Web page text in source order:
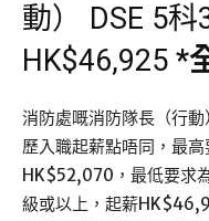
動） DSE 5
HK$46,925 *
消防處嘅消防隊長（行
歷入職起薪點唔同，最
HK$52,070，最低要求
級或以上，起薪